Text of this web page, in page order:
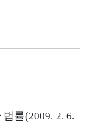
률(2009. 2. 6.